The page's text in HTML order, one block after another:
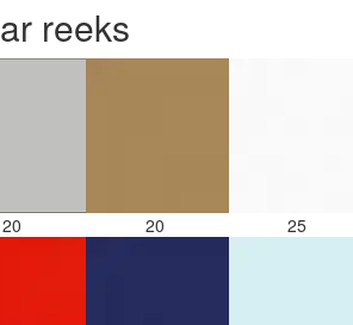
reeks
20 20 25